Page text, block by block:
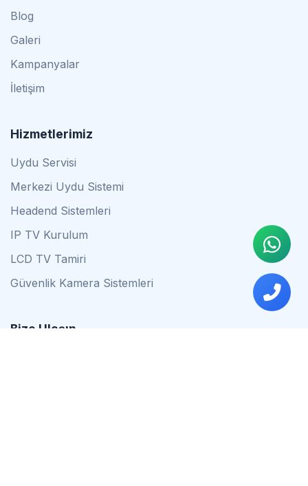
Blog
Galeri
Kampanyalar
İletişim
Hizmetlerimiz
Uydu Servisi
Merkezi Uydu Sistemi
Headend Sistemleri
IP TV Kurulum
LCD TV Tamiri
Güvenlik Kamera Sistemleri
Bize Ulaşın